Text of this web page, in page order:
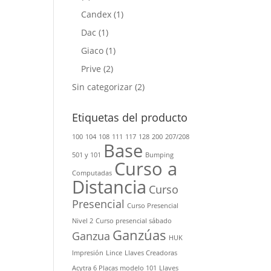
Candex (1)
Dac (1)
Giaco (1)
Prive (2)
Sin categorizar (2)
Etiquetas del producto
100 104 108 111 117 128 200 207/208
501 y 101 Base Bumping
Computadas Curso a
Distancia Curso
Presencial Curso Presencial
Nivel 2 Curso presencial sábado
Ganzua Ganzúas HUK
Impresión Lince Llaves Creadoras
Acytra 6 Placas modelo 101 Llaves